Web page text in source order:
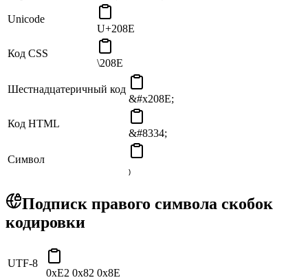
Unicode
U+208E
Код CSS
\208E
Шестнадцатеричный код
&#x208E;
Код HTML
&#8334;
Символ
₎
Подписк правого символа скобок
кодировки
UTF-8
0xE2 0x82 0x8E